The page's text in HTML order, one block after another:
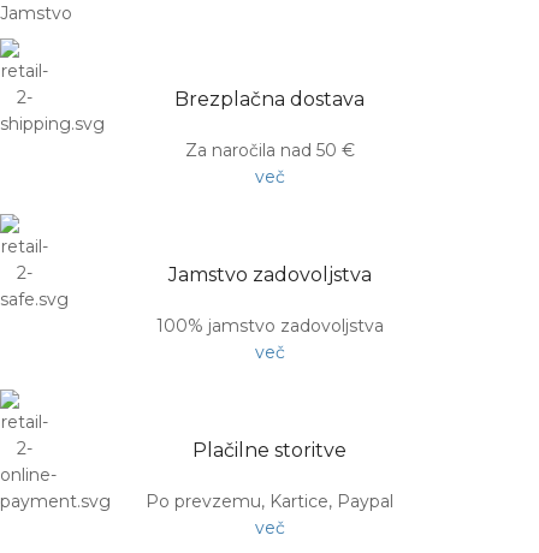
Jamstvo
Brezplačna dostava
Za naročila nad 50 €
več
Jamstvo zadovoljstva
100% jamstvo zadovoljstva
več
Plačilne storitve
Po prevzemu, Kartice, Paypal
več